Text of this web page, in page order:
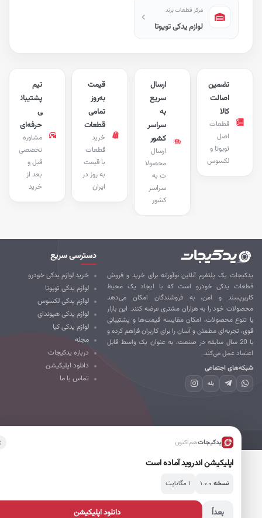
مرکز قطعات برند
لوازم یدکی تویوتا
پشتیبان
حرفه‌ای
مشاوره
تخصصی
قبل و
بعد از
خرید
قیمت
به‌روز
تمامی
قطعات
خرید
قطعات
با قیمت
به روز در
ایران
ارسال
سریع
سراسر
کشور
ارسال
محصولا
ت به
سراسر
کشور
تضمین
اصالت
قطعات
تویوتا و
لکسوس
یک پلتفرم آنلاین نوآورانه برای خرید و فروش
یدکی خودرو است که با ایجاد یک محیط
و امن، به فروشندگان امکان می‌دهد
خود را به هزاران مشتری عرضه کنند. این بازار
تنوع محصولات، امکان مقایسه قیمت‌ها و پشتیبانی
تجربه‌ای مطمئن و آسان را برای کاربران فراهم کرده و
با 20 سال سابقه در صنعت، به عنوان یک واسط قابل
عمل می‌کند.
اجتماعی
بله
دسترسی سریع
خرید لوازم یدکی خودرو
لوازم یدکی تویوتا
لوازم یدکی لکسوس
لوازم یدکی هیوندای
لوازم یدکی کیا
مجله
درباره یدکیجات
دانلود اپلیکیشن
تماس با ما
تمامی حقوق برای یدکیجات محفوظ است. یدکیجاتهم‌اکنون
اپلیکیشن اندروید آماده است
نسخه۱.۰.۰ ۱ مگابایت
بعداً دانلود اپلیکیشن